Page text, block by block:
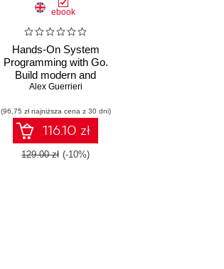
ebook
Hands-On System
Programming with Go.
Build modern and
concurrent applications
systems using Golang
Alex Guerrieri
(96,75 zł najniższa cena z 30 dni)
116.10 zł
129.00 zł (-10%)